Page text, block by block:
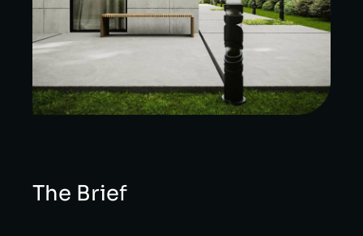
The Brief